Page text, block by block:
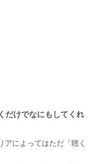
だけでなにもしてくれ
によってはただ「聴く